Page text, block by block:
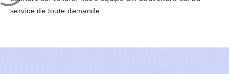
service de toute demande.